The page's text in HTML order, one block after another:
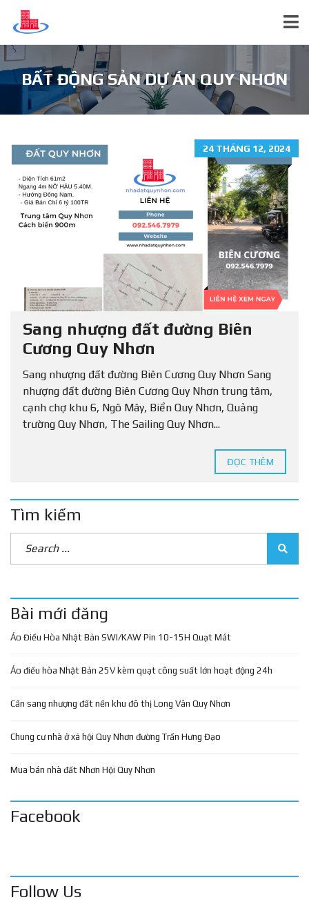
BẤT ĐỘNG SẢN DỰ ÁN QUY NHƠN
24 THÁNG 12, 2024
Sang nhượng đất đường Biên
Cương Quy Nhơn
Sang nhượng đất đường Biên Cương Quy Nhơn Sang
nhượng đất đường Biên Cương Quy Nhơn trung tâm,
cạnh chợ khu 6, Ngô Mây, Biển Quy Nhơn, Quảng
trường Quy Nhơn, The Sailing Quy Nhơn...
ĐỌC THÊM
Tìm kiếm
Bài mới đăng
Áo Điều Hòa Nhật Bản SWI/KAW Pin 10-15H Quạt Mát
Áo điều hòa Nhật Bản 25V kèm quạt công suất lớn hoạt động 24h
Cần sang nhượng đất nền khu đô thị Long Vân Quy Nhơn
Chung cư nhà ở xã hội Quy Nhơn đường Trần Hưng Đạo
Mua bán nhà đất Nhơn Hội Quy Nhơn
Facebook
Follow Us